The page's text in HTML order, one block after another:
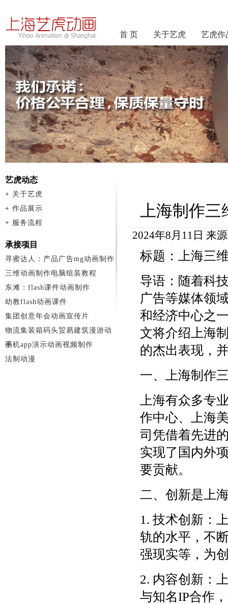
首 页 关于艺虎 艺虎作
上海制作
2024年8月11日 来
标题：上海三
导语：随着科
广告等媒体领
和经济中心之
文将介绍上海
的杰出表现，
一、上海制作
上海有众多专
作中心、上海
司凭借着先进
实现了国内外
要贡献。
二、创新是上
1. 技术创新：
轨的水平，不
强现实等，为
2. 内容创新：
与知名IP合作
艺虎动态
+ 关于艺虎
+ 作品展示
+ 服务流程
承接项目
寻蜜达人：产品广告mg动画制作
三维动画制作电脑组装教程
东滩：flash课件动画制作
幼教flash动画课件
集团创意年会动画宣传片
物流集装箱码头贸易建筑漫游动
画
手机app演示动画视频制作
法制动漫